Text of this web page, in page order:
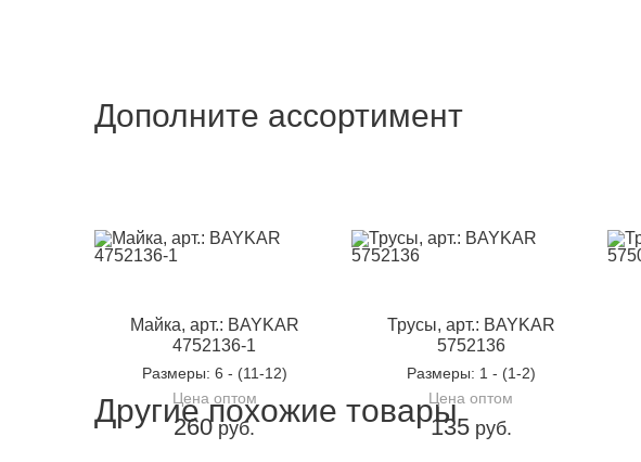
Дополните ассортимент
Майка, арт.: BAYKAR
4752136-1
Размеры: 6 - (11-12)
Цена оптом
260руб.
Трусы, арт.: BAYKAR
5752136
Размеры: 1 - (1-2)
Цена оптом
135руб.
Другие похожие товары